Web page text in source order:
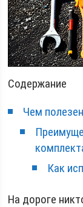
Содержание
Чем
Как
На дороге